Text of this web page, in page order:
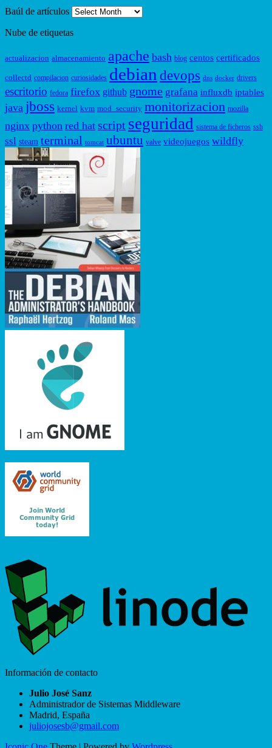
Baúl de artículos
Nube de etiquetas
actualizacion almacenamiento apache bash blog centos certificados
collectd compilacion curiosidades debian devops dns docker drivers
escritorio fedora firefox github gnome grafana influxdb iptables
java jboss kernel kvm mod_security monitorizacion mozilla
nginx python red hat script seguridad sistema de ficheros ssh
ssl steam terminal tomcat ubuntu valve videojuegos wildfly
Información de contacto
Julio José Sanz
Administrador de Sistemas Middleware
Madrid, España
juliojosesb@gmail.com